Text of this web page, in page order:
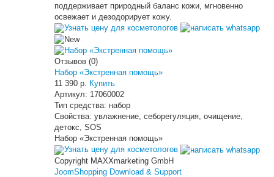
поддерживает природный баланс кожи, мгновенно
освежает и дезодорирует кожу.
Узнать цену для косметологов
Отзывов (0)
Набор «Экстренная помощь»
11 390 р. Купить
Артикул: 17060002
Тип средства: набор
Свойства: увлажнение, себорегуляция, очищение,
детокс, SOS
Набор «Экстренная помощь»
Узнать цену для косметологов
Copyright MAXXmarketing GmbH
JoomShopping Download & Support